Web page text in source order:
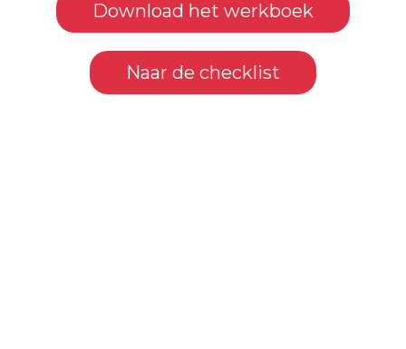
Download het werkboek
Naar de checklist